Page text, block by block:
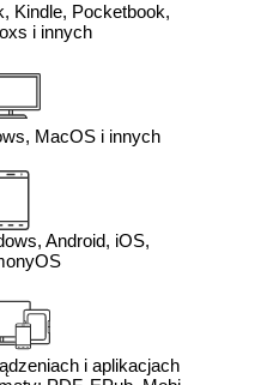
Kindle, Pocketbook,
i innych
MacOS i innych
Android, iOS,
i aplikacjach